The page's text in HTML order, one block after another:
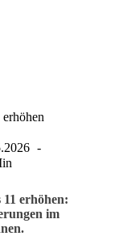
erhöhen:
im